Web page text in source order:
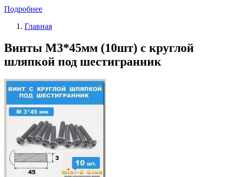
Подробнее
Главная
Винты М3*45мм (10шт) с круглой
шляпкой под шестигранник